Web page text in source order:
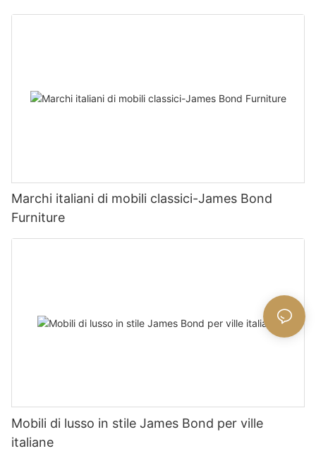
Marchi italiani di mobili classici-James Bond
Furniture
Mobili di lusso in stile James Bond per ville
italiane